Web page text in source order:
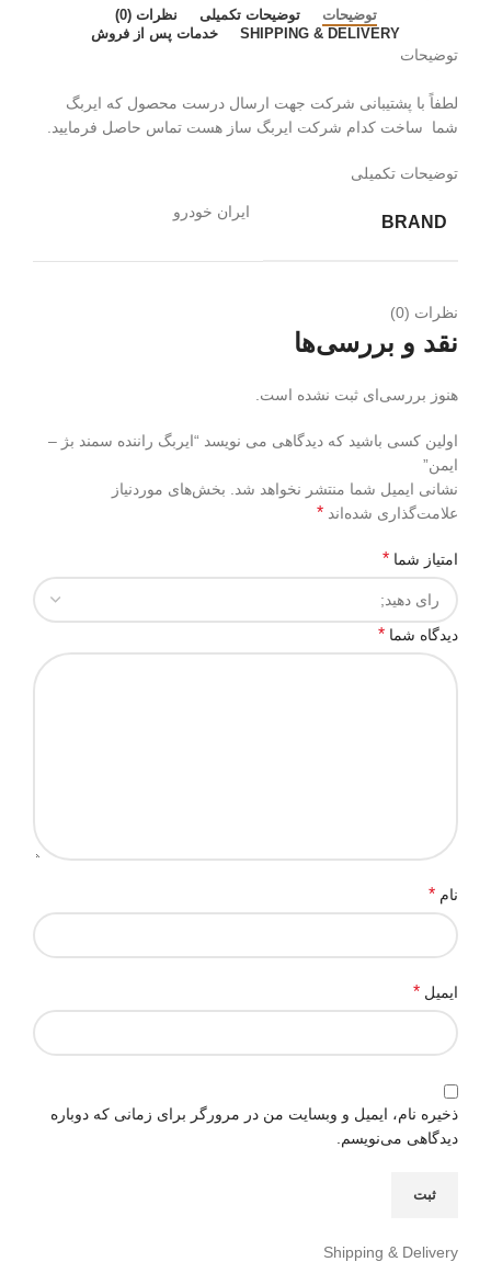
توضیحات توضیحات تکمیلی
نظرات (0)
SHIPPING & DELIVERY
خدمات پس از فروش
توضیحات
لطفاً با پشتیبانی شرکت جهت ارسال درست محصول که ایربگ
شما ساخت کدام شرکت ایربگ ساز هست تماس حاصل فرمایید.
توضیحات تکمیلی
BRAND
ایران خودرو
نظرات (0)
نقد و بررسی‌ها
هنوز بررسی‌ای ثبت نشده است.
اولین کسی باشید که دیدگاهی می نویسد “ایربگ راننده سمند بژ –
ایمن”
نشانی ایمیل شما منتشر نخواهد شد.
بخش‌های موردنیاز
علامت‌گذاری شده‌اند *
امتیاز شما *
دیدگاه شما *
نام *
ایمیل *
ذخیره نام، ایمیل و وبسایت من در مرورگر برای زمانی که دوباره
دیدگاهی می‌نویسم.
Shipping & Delivery